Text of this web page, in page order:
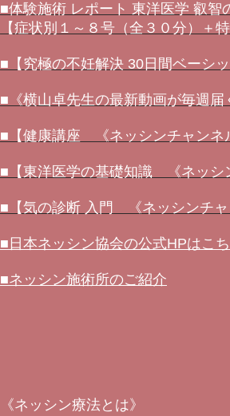
■体験施術 レポート 東洋医学 叡智
【症状別１～８号（全３０分）＋
■【究極の不妊解決 30日間ベーシ
■《横山卓先生の最新動画が毎週届
■【健康講座 《ネッシンチャンネ
■【東洋医学の基礎知識 《ネッシ
■【気の診断 入門 《ネッシンチャ
■日本ネッシン協会の公式HPはこ
■ネッシン施術所のご紹介
《ネッシン療法とは》